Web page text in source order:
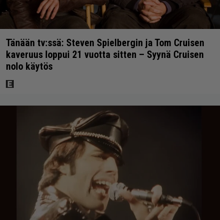
Tänään tv:ssä: Steven Spielbergin ja Tom Cruisen
kaveruus loppui 21 vuotta sitten – Syynä Cruisen
nolo käytös